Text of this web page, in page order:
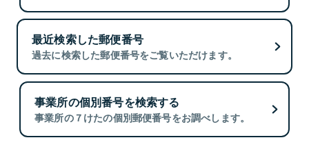
最近検索した郵便番号
過去に検索した郵便番号をご覧いただけます。
事業所の個別番号を検索する
事業所の７けたの個別郵便番号をお調べします。